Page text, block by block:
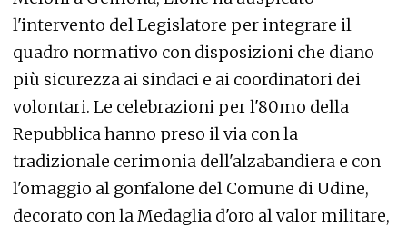
l'intervento del Legislatore per integrare il
quadro normativo con disposizioni che diano
più sicurezza ai sindaci e ai coordinatori dei
volontari. Le celebrazioni per l'80mo della
Repubblica hanno preso il via con la
tradizionale cerimonia dell'alzabandiera e con
l'omaggio al gonfalone del Comune di Udine,
decorato con la Medaglia d'oro al valor militare,